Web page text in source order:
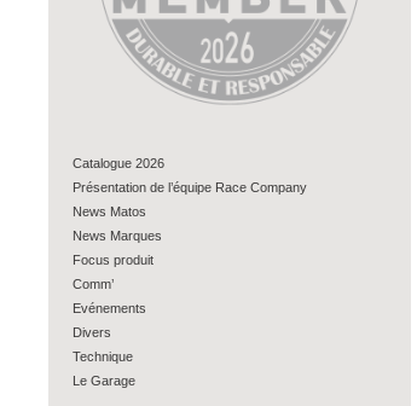
Catalogue 2026
Présentation de l’équipe Race Company
News Matos
News Marques
Focus produit
Comm’
Evénements
Divers
Technique
Le Garage